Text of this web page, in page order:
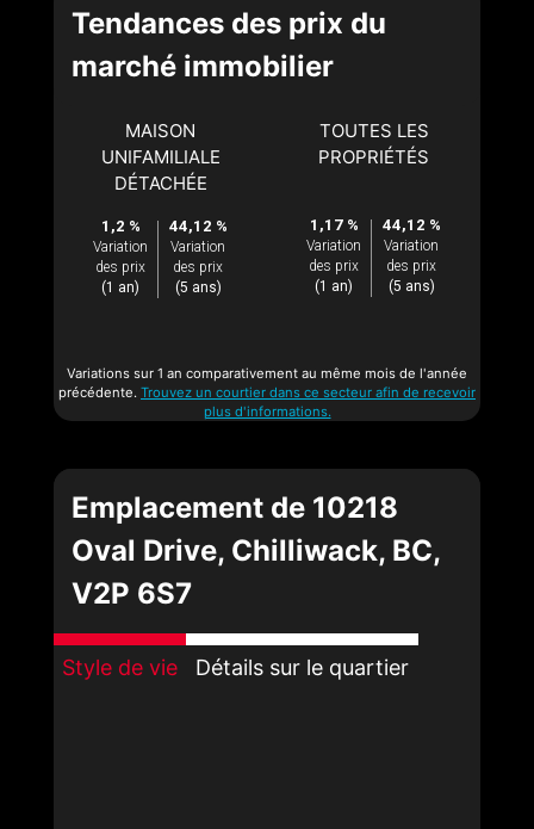
Tendances des prix du
marché immobilier
MAISON
UNIFAMILIALE
DÉTACHÉE
1,2 %
Variation
des prix
(1 an)
44,12 %
Variation
des prix
(5 ans)
TOUTES LES
PROPRIÉTÉS
1,17 %
Variation
des prix
(1 an)
44,12 %
Variation
des prix
(5 ans)
Variations sur 1 an comparativement au même mois de l'année
précédente. Trouvez un courtier dans ce secteur afin de recevoir
plus d'informations.
Emplacement de 10218
Oval Drive, Chilliwack, BC,
V2P 6S7
Style de vie Détails sur le quartier